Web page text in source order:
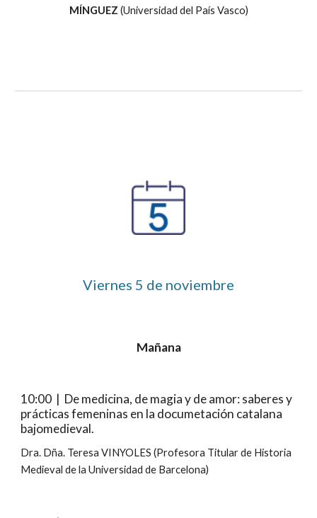
MÍNGUEZ (Universidad del País Vasco)
Viernes 5 de noviembre
Mañana
10:00  |  De medicina, de magia y de amor: saberes y
prácticas femeninas en la documetación catalana
bajomedieval.
Dra. Dña. Teresa VINYOLES (Profesora Titular de Historia
Medieval de la Universidad de Barcelona)